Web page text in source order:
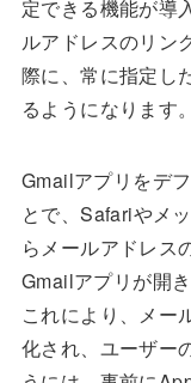
定できる機能が導
ルアドレスのリン
際に、常に指定し
るようになります。
Gmailアプリをデ
とで、Safariやメ
らメールアドレス
Gmailアプリが開
これにより、メー
化され、ユーザー